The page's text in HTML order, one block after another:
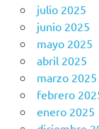
julio 2025
junio 2025
mayo 2025
abril 2025
marzo 2025
febrero
enero 2025